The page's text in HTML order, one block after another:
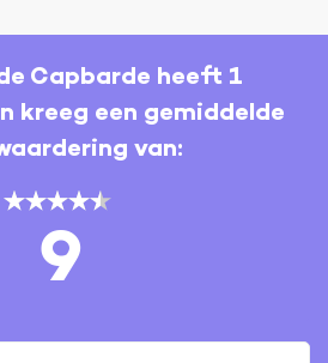
Capbarde heeft 1
kreeg een gemiddelde
van:
9